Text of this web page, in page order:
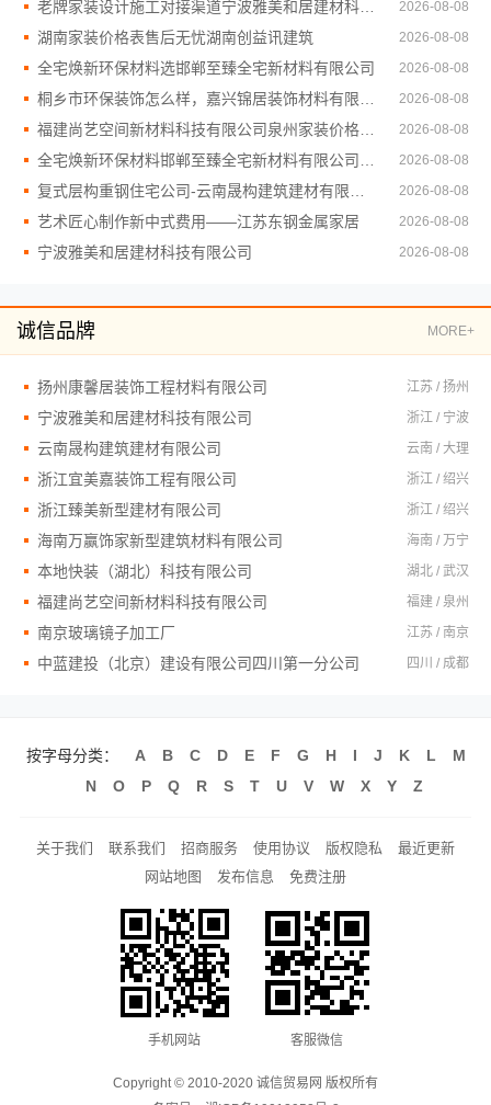
2026-08-08
湖南家装价格表售后无忧湖南创益讯建筑 2026-08-08
全宅焕新环保材料选邯郸至臻全宅新材料有限公司 2026-08-08
2026-08-08
2026-08-08
2026-08-08
2026-08-08
艺术匠心制作新中式费用——江苏东钢金属家居 2026-08-08
宁波雅美和居建材科技有限公司 2026-08-08
诚信品牌 MORE+
扬州康馨居装饰工程材料有限公司 江苏 / 扬州
宁波雅美和居建材科技有限公司 浙江 / 宁波
云南晟构建筑建材有限公司 云南 / 大理
浙江宜美嘉装饰工程有限公司 浙江 / 绍兴
浙江臻美新型建材有限公司 浙江 / 绍兴
海南万赢饰家新型建筑材料有限公司 海南 / 万宁
本地快装（湖北）科技有限公司 湖北 / 武汉
福建尚艺空间新材料科技有限公司 福建 / 泉州
南京玻璃镜子加工厂 江苏 / 南京
中蓝建投（北京）建设有限公司四川第一分公司 四川 / 成都
按字母分类： A B C D E F G H I J K L
M
N
O P Q R S T U V W X Y Z
关于我们 联系我们 招商服务 使用协议 版权隐私
最近更新
网站地图
发布信息 免费注册
手机网站 客服微信
Copyright © 2010-2020 诚信贸易网 版权所有